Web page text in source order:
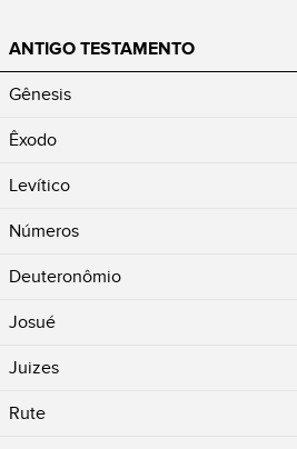
ANTIGO TESTAMENTO
Gênesis
Êxodo
Levítico
Números
Deuteronômio
Josué
Juizes
Rute